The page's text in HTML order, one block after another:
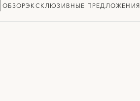
ОБЗОРЭКСКЛЮЗИВНЫЕ ПРЕДЛОЖЕНИЯ